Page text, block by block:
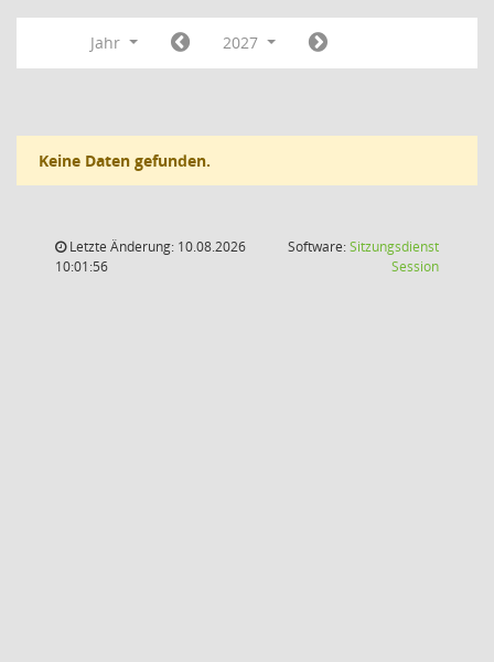
Jahr 2027
Keine Daten gefunden.
Letzte Änderung: 10.08.2026
10:01:56
Software:Sitzungsdienst
Session(Wird in